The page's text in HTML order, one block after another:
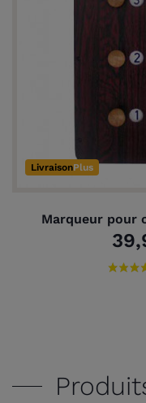
LivraisonPlus
Marqueur pour